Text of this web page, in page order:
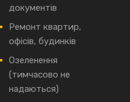
документів
Ремонт квартир,
офісів, будинків
Озеленення
(тимчасово не
надаються)